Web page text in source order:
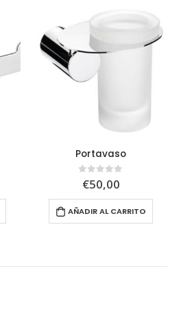
Portavaso
0out of 5
€50,00
AÑADIR AL CARRITO